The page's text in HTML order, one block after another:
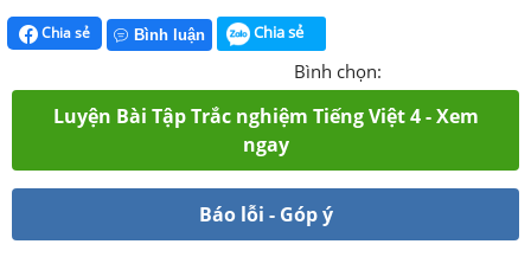
Chia sẻ Bình luận Chia sẻ
Bình chọn:
Luyện Bài Tập Trắc nghiệm Tiếng Việt 4 - Xem
ngay
Báo lỗi - Góp ý